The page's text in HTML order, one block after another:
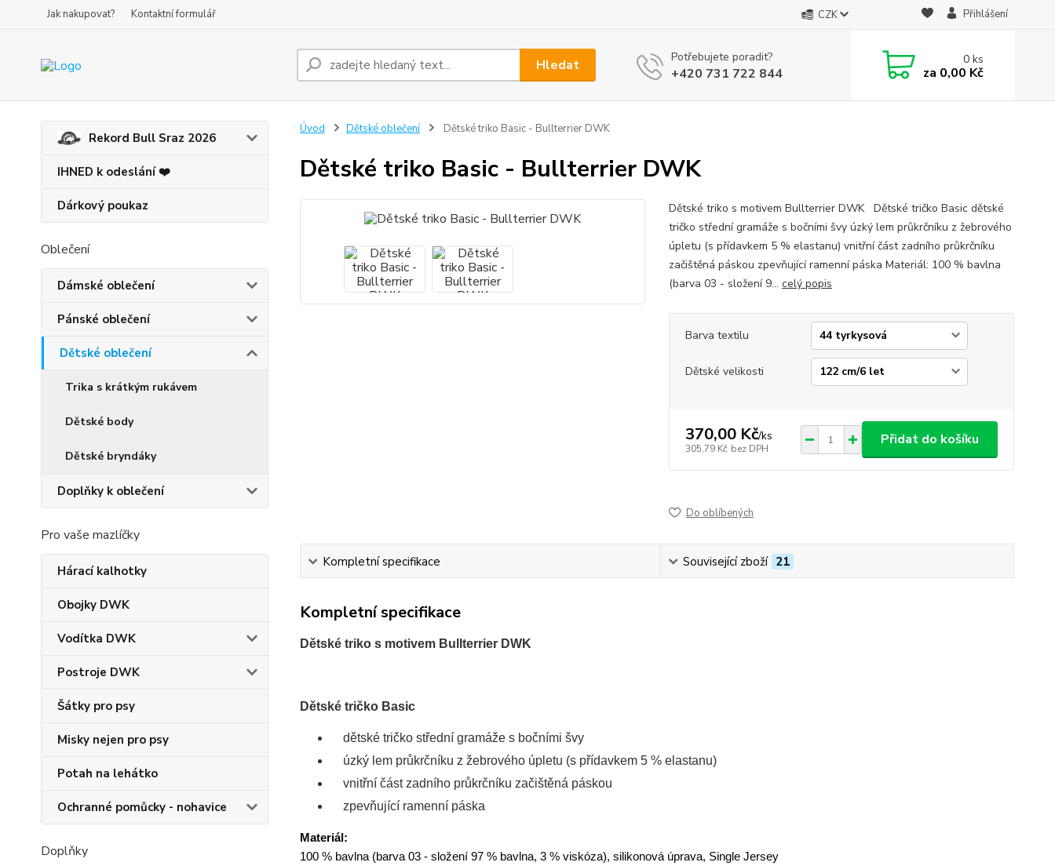
Jak nakupovat? Kontaktní formulář CZK Přihlášení
Hledat Potřebujete poradit?
+420 731 722 844
0ks
za 0,00 Kč
Rekord Bull Sraz 2026
IHNED k odeslání ❤️
Dárkový poukaz
Oblečení
Dámské oblečení
Pánské oblečení
Dětské oblečení
Trika s krátkým rukávem
Dětské body
Dětské bryndáky
Doplňky k oblečení
Pro vaše mazlíčky
Hárací kalhotky
Obojky DWK
Vodítka DWK
Postroje DWK
Šátky pro psy
Misky nejen pro psy
Potah na lehátko
Ochranné pomůcky - nohavice
Doplňky
Úvod Dětské oblečení Dětské triko Basic - Bullterrier DWK
Dětské triko Basic - Bullterrier DWK
Dětské triko s motivem Bullterrier DWK Dětské tričko Basic dětské
tričko střední gramáže s bočními švy úzký lem průkrčníku z žebrového
úpletu (s přídavkem 5 % elastanu) vnitřní část zadního průkrčníku
začištěná páskou zpevňující ramenní páska Materiál: 100 % bavlna
(barva 03 - složení 9... celý popis
Barva textilu
Dětské velikosti
370,00 Kč/ks
305,79 Kč bez DPH
Přidat do košíku
Do oblíbených
Kompletní specifikace Související zboží 21
Kompletní specifikace
Dětské triko s motivem Bullterrier DWK
Dětské tričko Basic
dětské tričko střední gramáže s bočními švy
úzký lem průkrčníku z žebrového úpletu (s přídavkem 5 % elastanu)
vnitřní část zadního průkrčníku začištěná páskou
zpevňující ramenní páska
Materiál:
100 % bavlna (barva 03 - složení 97 % bavlna, 3 % viskóza), silikonová úprava, Single Jersey